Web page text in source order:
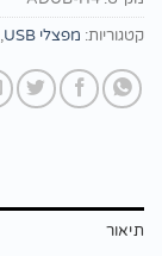
קטגוריות: מפצלי USB ,
תיאור